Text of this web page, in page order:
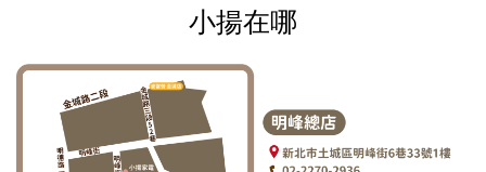
小揚在哪